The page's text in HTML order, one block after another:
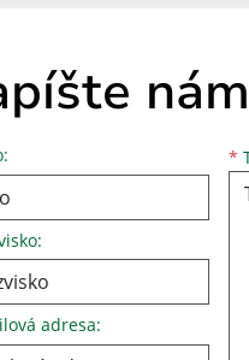
nám
adresa:
adresa *